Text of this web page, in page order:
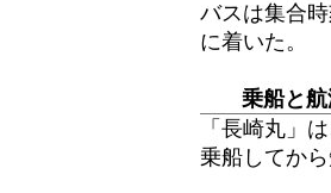
バスは集合
に着いた。
乗船と
「長崎丸」
乗船してから